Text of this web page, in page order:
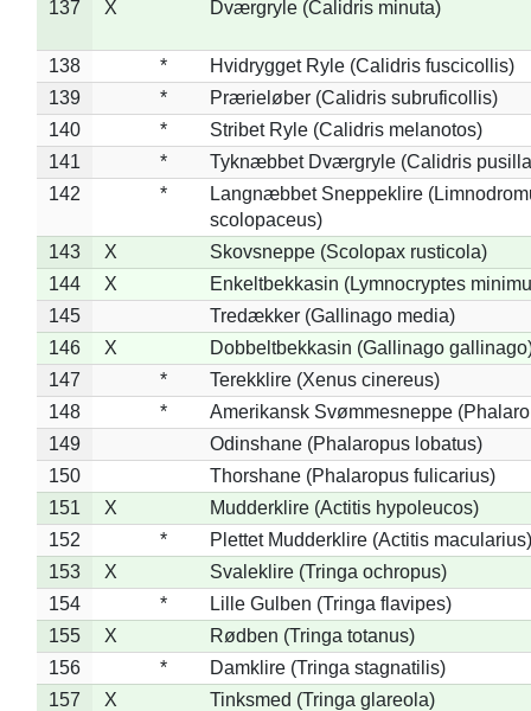
137 X Dværgryle (Calidris minuta)
138 *
Hvidrygget Ryle (Calidris fuscicollis)
139
*
Prærieløber (Calidris subruficollis)
140
*
Stribet Ryle (Calidris melanotos)
141
*
Tyknæbbet Dværgryle (Calidris
142
*
Langnæbbet Sneppeklire
scolopaceus)
143
X
Skovsneppe (Scolopax rusticola)
144
X
Enkeltbekkasin (Lymnocryptes
145
Tredækker (Gallinago media)
146
X
Dobbeltbekkasin (Gallinago
147
*
Terekklire (Xenus cinereus)
148
*
Amerikansk Svømmesneppe
149
Odinshane (Phalaropus lobatus)
150
Thorshane (Phalaropus fulicarius)
151
X
Mudderklire (Actitis hypoleucos)
152
*
Plettet Mudderklire (Actitis macularius)
153
X
Svaleklire (Tringa ochropus)
154
*
Lille Gulben (Tringa flavipes)
155
X
Rødben (Tringa totanus)
156
*
Damklire (Tringa stagnatilis)
157
X
Tinksmed (Tringa glareola)